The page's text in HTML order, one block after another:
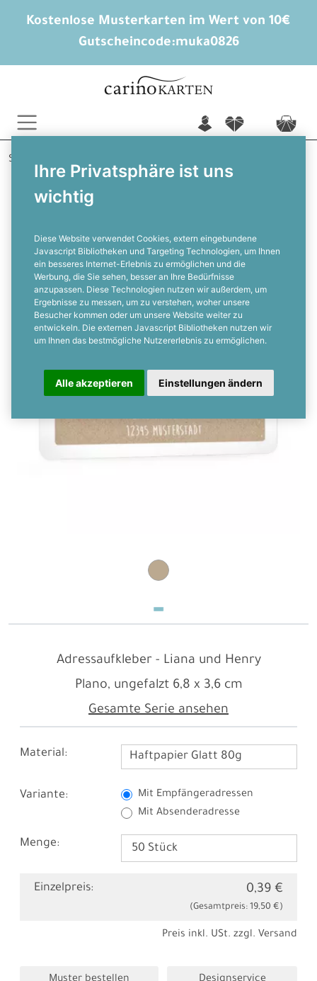
Kostenlose Musterkarten im Wert von 10€
Gutscheincode:muka0826
Ihre Privatsphäre ist uns
wichtig
Diese Website verwendet Cookies, extern eingebundene
Javascript Bibliotheken und Targeting Technologien, um Ihnen
ein besseres Internet-Erlebnis zu ermöglichen und die
Werbung, die Sie sehen, besser an Ihre Bedürfnisse
anzupassen. Diese Technologien nutzen wir außerdem, um
Ergebnisse zu messen, um zu verstehen, woher unsere
Besucher kommen oder um unsere Website weiter zu
entwickeln. Die externen Javascript Bibliotheken nutzen wir
um Ihnen das bestmögliche Nutzererlebnis zu ermöglichen.
Alle akzeptieren Einstellungen ändern
n f c
Startseite
Liana und Henry
Adressaufkleber im Vintage
Adressaufkleber - Liana und Henry
Gesamte Serie ansehen
Plano, ungefalzt 6,8 x 3,6 cm
Material: Haftpapier Glatt 80g
Variante:
Mit Empfängeradressen
Mit Absenderadresse
Menge:
Einzelpreis: 0,39 €
(Gesamtpreis: 19,50 €)
Preis inkl. USt. zzgl. Versand